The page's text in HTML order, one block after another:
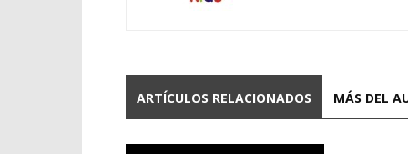
ARTÍCULOS RELACIONADOS MÁS DEL